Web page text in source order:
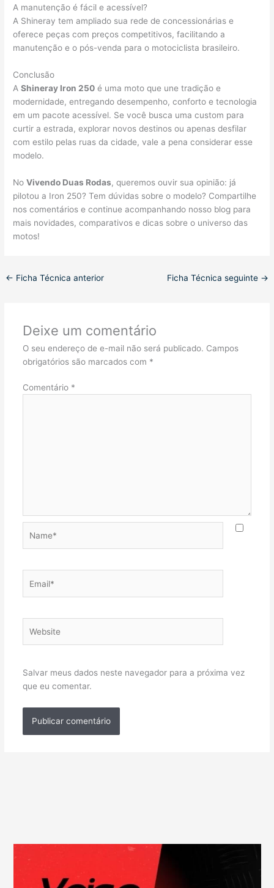
A manutenção é fácil e acessível?
A Shineray tem ampliado sua rede de concessionárias e
oferece peças com preços competitivos, facilitando a
manutenção e o pós-venda para o motociclista brasileiro.
Conclusão
AShineray Iron 250 é uma moto que une tradição e
modernidade, entregando desempenho, conforto e tecnologia
em um pacote acessível. Se você busca uma custom para
curtir a estrada, explorar novos destinos ou apenas desfilar
com estilo pelas ruas da cidade, vale a pena considerar esse
modelo.
NoVivendo Duas Rodas, queremos ouvir sua opinião: já
pilotou a Iron 250? Tem dúvidas sobre o modelo? Compartilhe
nos comentários e continue acompanhando nosso blog para
mais novidades, comparativos e dicas sobre o universo das
motos!
← Ficha Técnica anterior Ficha Técnica seguinte →
Deixe um comentário
O seu endereço de e-mail não será publicado. Campos
obrigatórios são marcados com *
Comentário *
Salvar meus dados neste navegador para a próxima vez
que eu comentar.